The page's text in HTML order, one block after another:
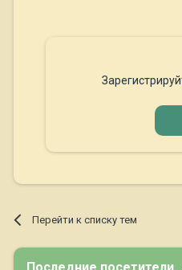
Перейти к списку тем
Последние посетители